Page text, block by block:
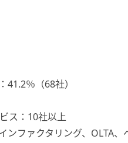
41.2％（68社）
ス：10社以上
ンファクタリング、OLTA